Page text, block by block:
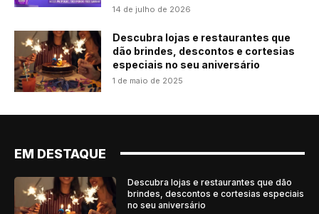
14 de julho de 2026
Descubra lojas e restaurantes que
dão brindes, descontos e cortesias
especiais no seu aniversário
1 de maio de 2025
EM DESTAQUE
Descubra lojas e restaurantes que dão
brindes, descontos e cortesias especiais
no seu aniversário